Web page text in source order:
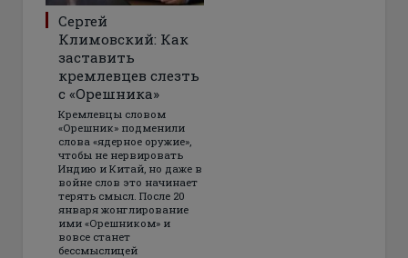
Сергей
Климовский: Как
заставить
кремлевцев слезть
с «Орешника»
Кремлевцы словом
«Орешник» подменили
слова «ядерное оружие»,
чтобы не нервировать
Индию и Китай, но даже в
войне слов это начинает
терять смысл. После 20
января жонглирование
ими «Орешником» и
вовсе станет
бессмыслицей